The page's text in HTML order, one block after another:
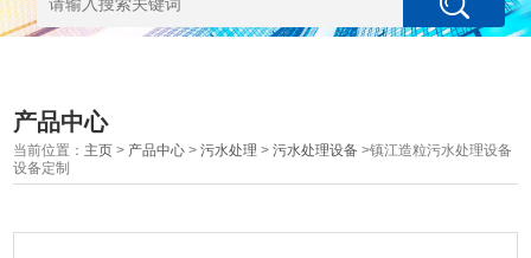
产品中心
当前位置： 主页 > 产品中心 >污水处理 >污水处理设备 >镇江造粒污水处理设备
设备定制